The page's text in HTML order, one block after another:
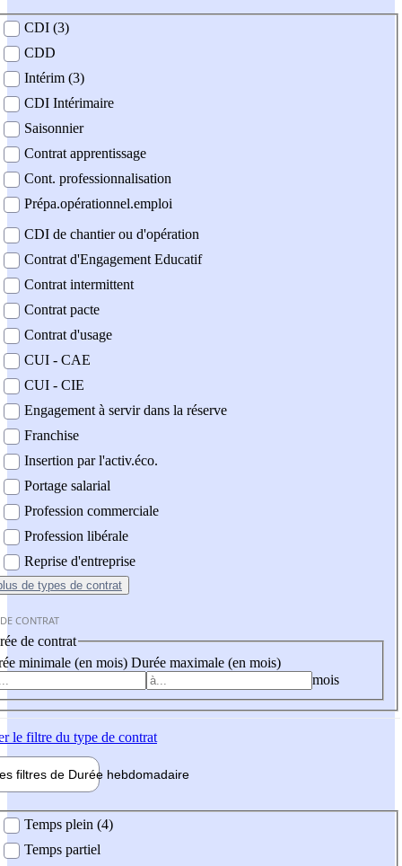
contrat
CDI (3)
CDD
Intérim (3)
CDI Intérimaire
Saisonnier
Contrat apprentissage
Cont. professionnalisation
Prépa.opérationnel.emploi
CDI de chantier ou d'opération
Contrat d'Engagement Educatif
Contrat intermittent
Contrat pacte
Contrat d'usage
CUI - CAE
CUI - CIE
Engagement à servir dans la réserve
Franchise
Insertion par l'activ.éco.
Portage salarial
Profession commerciale
Profession libérale
Reprise d'entreprise
de types de contrat
CONTRAT
de contrat
minimale (en mois) Durée maximale (en mois)
mois
le filtre du type de contrat
filtres de Durée hebdomadaire
Temps plein (4)
Temps partiel